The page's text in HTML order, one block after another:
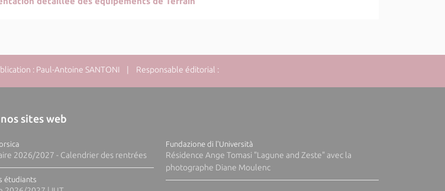
: Paul-Antoine SANTONI | Responsable éditorial :
sites web
2026/2027 - Calendrier des rentrées
étudiants
Fundazione di l'Università
Résidence Ange Tomasi "Lagune and Zeste" avec la
photographe Diane Moulenc